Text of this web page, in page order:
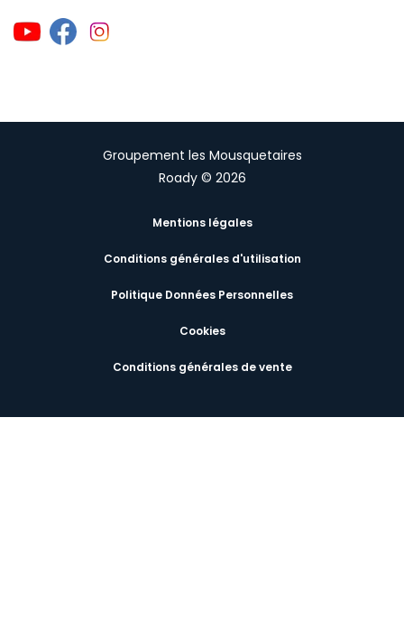
Groupement les Mousquetaires
Roady © 2026
Mentions légales
Conditions générales d'utilisation
Politique Données Personnelles
Cookies
Conditions générales de vente